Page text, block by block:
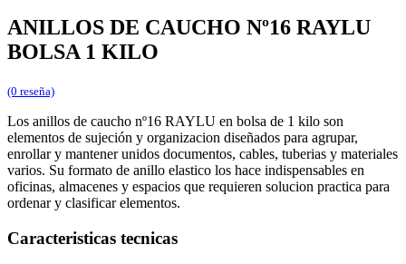
ANILLOS DE CAUCHO Nº16 RAYLU
BOLSA 1 KILO
(0 reseña)
Los anillos de caucho nº16 RAYLU en bolsa de 1 kilo son
elementos de sujeción y organizacion diseñados para agrupar,
enrollar y mantener unidos documentos, cables, tuberias y materiales
varios. Su formato de anillo elastico los hace indispensables en
oficinas, almacenes y espacios que requieren solucion practica para
ordenar y clasificar elementos.
Caracteristicas tecnicas